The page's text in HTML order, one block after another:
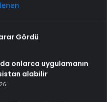
Gördü
onlarca uygulamanın
alabilir